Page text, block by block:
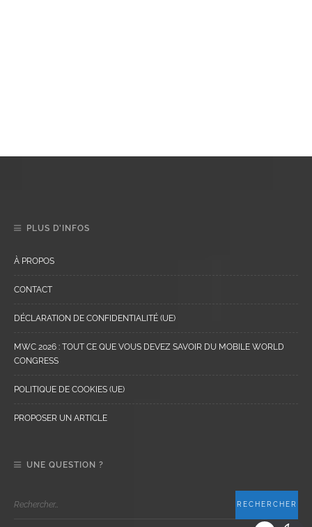
PLUS D’INFOS
À PROPOS
CONTACT
DÉCLARATION DE CONFIDENTIALITÉ (UE)
MWC 2026 : TOUT CE QUE VOUS DEVEZ SAVOIR DU MOBILE WORLD
CONGRESS
POLITIQUE DE COOKIES (UE)
PROPOSER UN ARTICLE
UNE QUESTION ?